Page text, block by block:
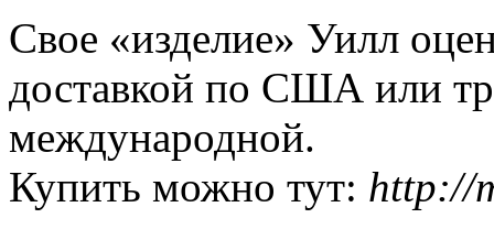
Свое «изделие» Уилл
доставкой по США или
международной.
Купить можно тут: http://